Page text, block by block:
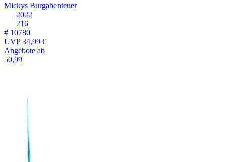
Mickys Burgabenteuer
2022
216
# 10780
UVP34,99 €
Angebote ab
50,99